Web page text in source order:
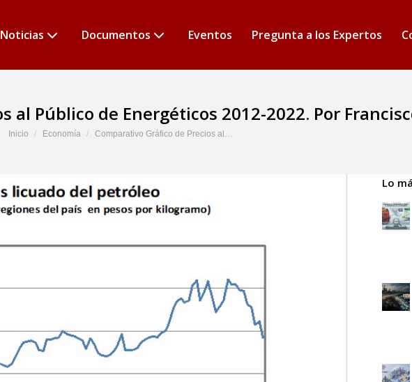
Noticias Documentos Eventos Pregunta a los Expertos
al Público de Energéticos 2012-2022. Por
Estás aquí:
Inicio Economía Comparativo Gráfico de Precios al…
Lo